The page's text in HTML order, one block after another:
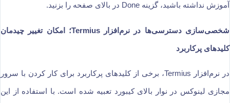
آموزش نداشته باشید، گزینه Done در بالای صفحه را بزنید.
شخصی‌سازی دسترسی‌ها در نرم‌افزار Termius؛ امکان تغییر چیدمان
کلیدهای پرکاربرد
در نرم‌افزار Termius، برخی از کلیدهای پرکاربرد برای کار کردن با سرور
مجازی لینوکس در نوار بالای کیبورد تعبیه شده است. با استفاده از این